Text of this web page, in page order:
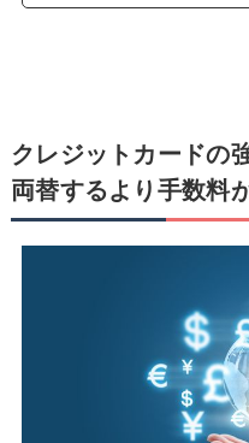
クレジットカードの
両替するより手数料